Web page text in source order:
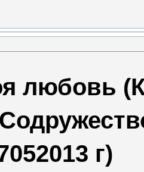
любовь
г)